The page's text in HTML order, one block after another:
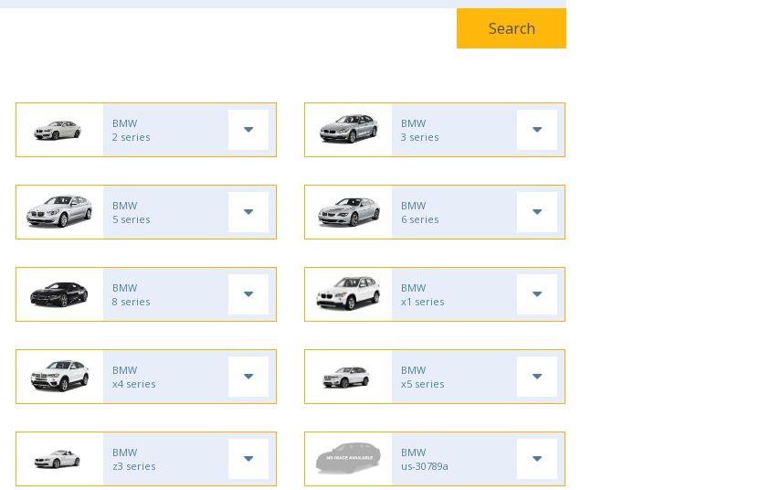
BMW
2 series
BMW
3 series
BMW
5 series
BMW
6 series
BMW
8 series
BMW
x1 series
BMW
x4 series
BMW
x5 series
BMW
z3 series
BMW
us-30789a